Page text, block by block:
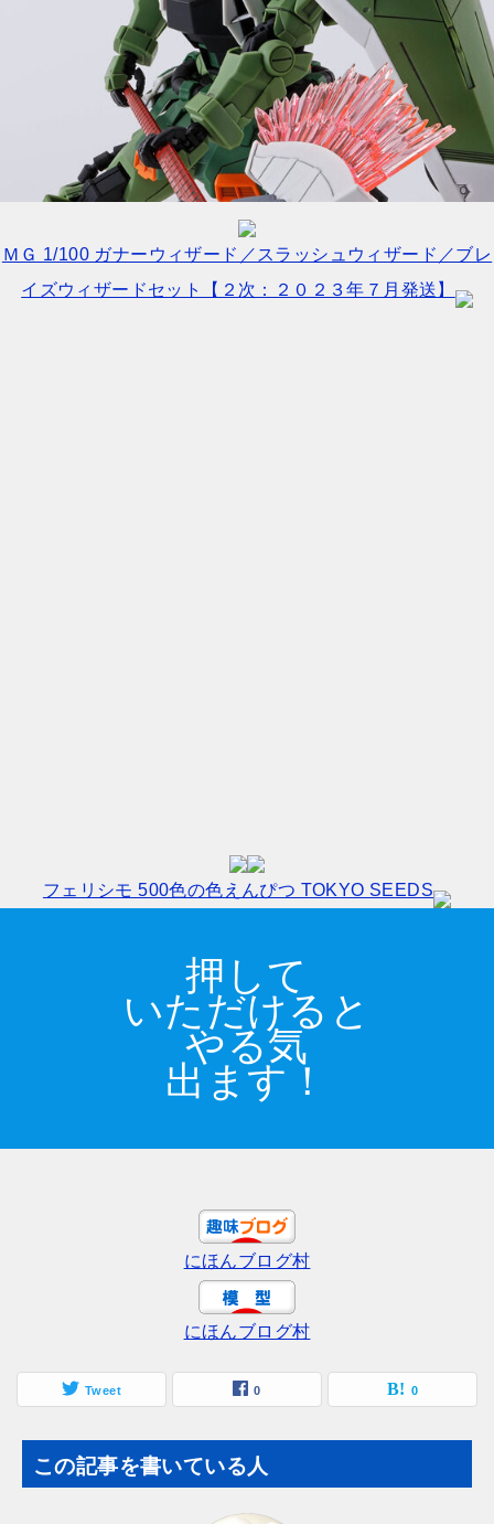
ＭＧ 1/100 ガナーウィザード／スラッシュウィザード／ブレ
イズウィザードセット【２次：２０２３年７月発送】
フェリシモ 500色の色えんぴつ TOKYO SEEDS
押して
いただけると
やる気
出ます！
にほんブログ村
にほんブログ村
Tweet 0 0
この記事を書いている人